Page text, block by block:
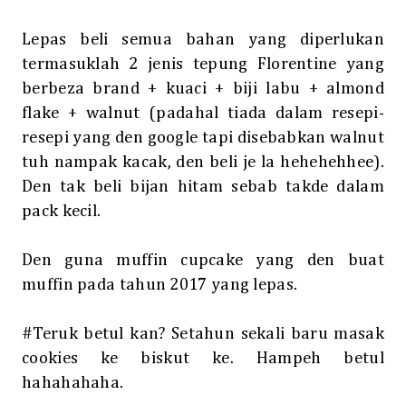
Lepas beli semua bahan yang diperlukan
termasuklah 2 jenis tepung Florentine yang
berbeza brand + kuaci + biji labu + almond
flake + walnut (padahal tiada dalam resepi-
resepi yang den google tapi disebabkan walnut
tuh nampak kacak, den beli je la hehehehhee).
Den tak beli bijan hitam sebab takde dalam
pack kecil.
Den guna muffin cupcake yang den buat
muffin pada tahun 2017 yang lepas.
#Teruk betul kan? Setahun sekali baru masak
cookies ke biskut ke. Hampeh betul
hahahahaha.